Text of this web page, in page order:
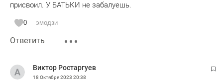
присвоил. У БАТЬКИ не забалуешь.
0 эмодзи
Ответить
Виктор Ростаргуев
18 Октября 2023 20:38